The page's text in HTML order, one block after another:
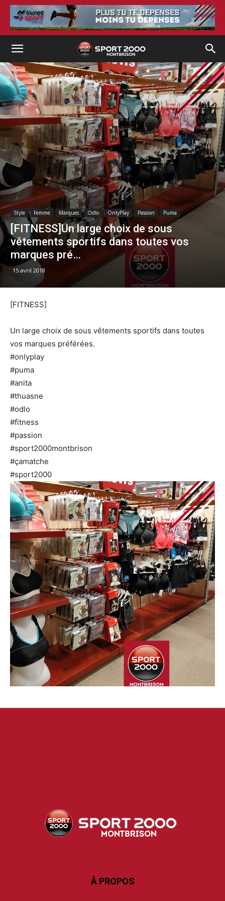
Style Femme Marques Odlo OnlyPlay Passion Puma
[FITNESS]Un large choix de sous
vêtements sportifs dans toutes vos
marques pré…
15 avril 2018
[FITNESS]
Un large choix de sous vêtements sportifs dans toutes
vos marques préférées.
#onlyplay
#puma
#anita
#thuasne
#odlo
#fitness
#passion
#sport2000montbrison
#çamatche
#sport2000
À PROPOS